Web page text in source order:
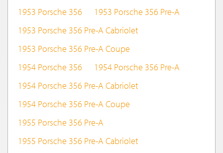
1953 Porsche 356
1953 Porsche 356 Pre-A
1953 Porsche 356 Pre-A Cabriolet
1953 Porsche 356 Pre-A Coupe
1954 Porsche 356
1954 Porsche 356 Pre-A
1954 Porsche 356 Pre-A Cabriolet
1954 Porsche 356 Pre-A Coupe
1955 Porsche 356 Pre-A
1955 Porsche 356 Pre-A Cabriolet